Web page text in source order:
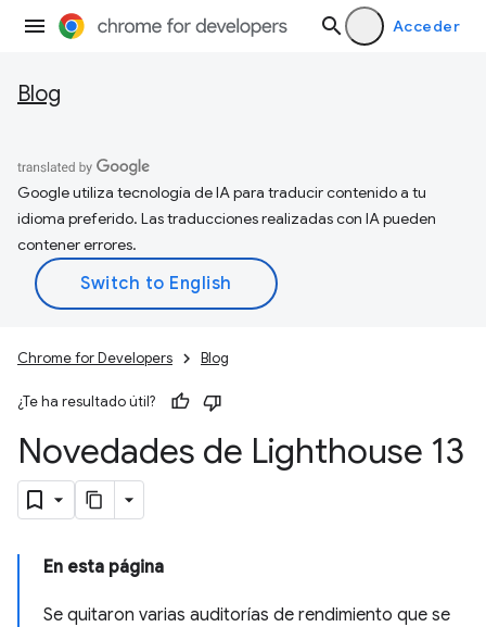
Acceder
Blog
Google utiliza tecnología de IA para traducir contenido a tu
idioma preferido. Las traducciones realizadas con IA pueden
contener errores.
Chrome for Developers Blog
¿Te ha resultado útil?
Novedades de Lighthouse 13
En esta página
Se quitaron varias auditorías de rendimiento que se